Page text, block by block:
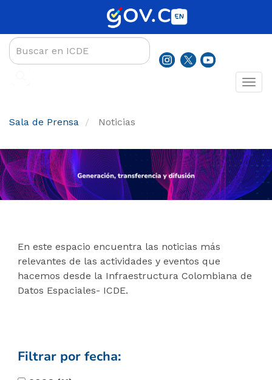
contenido
principal
Sala de Prensa Noticias
En este espacio encuentra las noticias más
relevantes de las actividades y eventos que
hacemos desde la Infraestructura Colombiana de
Datos Espaciales- ICDE.
Filtrar por fecha: